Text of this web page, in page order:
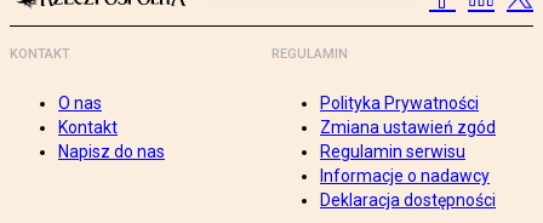
KONTAKT
O nas
Kontakt
Napisz do nas
REGULAMIN
Polityka Prywatności
Zmiana ustawień zgód
Regulamin serwisu
Informacje o nadawcy
Deklaracja dostępności